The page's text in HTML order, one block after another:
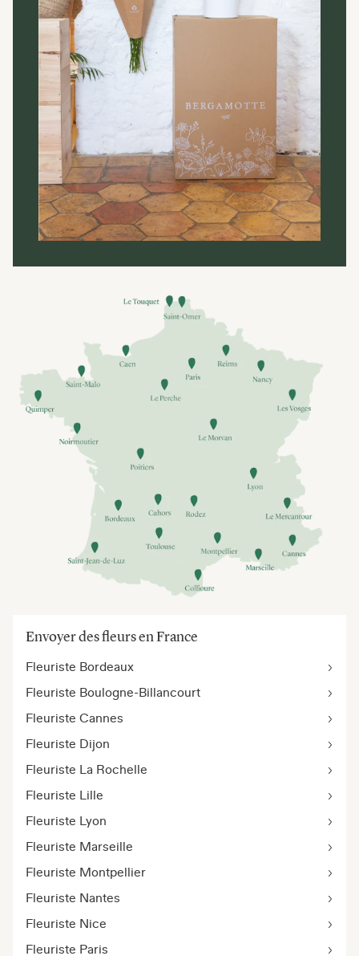
Envoyer des fleurs en France
Fleuriste Bordeaux
Fleuriste Boulogne-Billancourt
Fleuriste Cannes
Fleuriste Dijon
Fleuriste La Rochelle
Fleuriste Lille
Fleuriste Lyon
Fleuriste Marseille
Fleuriste Montpellier
Fleuriste Nantes
Fleuriste Nice
Fleuriste Paris